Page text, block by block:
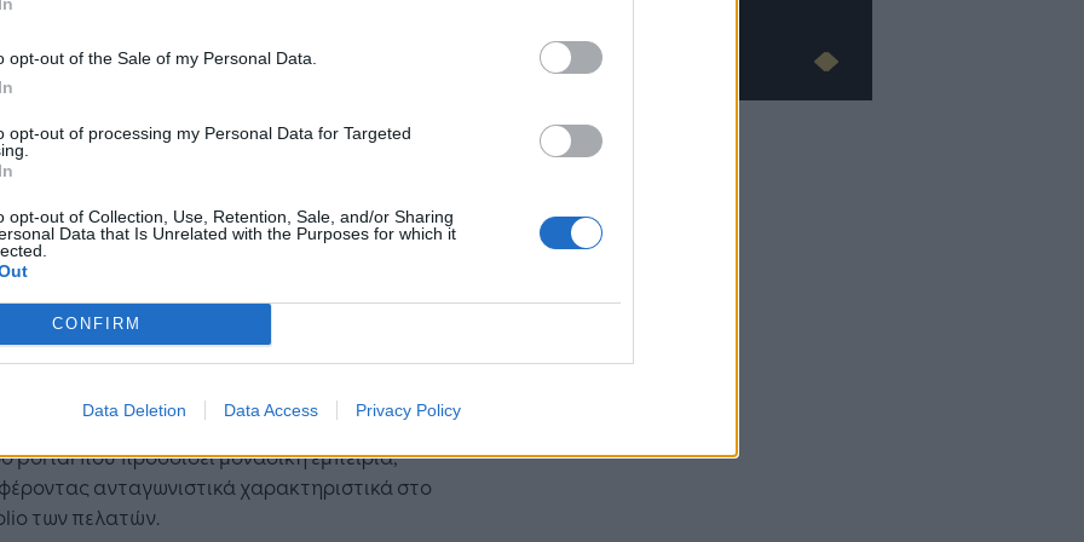
opt-out of the Sale of my Personal Data.
opt-out of processing my Personal Data for Targeted
opt-out of Collection, Use, Retention, Sale, and/or Sharing
Data that Is Unrelated with the Purposes for which it
CONFIRM
Data Deletion Data Access Privacy Policy
κάλυψη του προϊόντος, τις υλοποιήσεις, τα
χρόνου. Η Profile έχει επενδύσει στο Axia, τη
αναγνωρισμένη πλατφόρμα Διαχείρισης
για να προσφέρει στους πελάτες της μια
σύγχρονων και καινοτόμων λειτουργιών
ανταποκριθούν επιτυχώς στις απαιτήσεις
δηλώνει ο κ. Ευάγγελος Αγγελίδης, CEO
πλατφόρμα Axia, καλύπτει πλήρως
των σύγχρονων Portfolio Managers.
ευελιξία, καινοτόμες λειτουργίες, Robo
χαρακτηριστικά, αυτοματοποιημένη
για Custody και Onboarding, κι ένα
portal που προσδίδει μοναδική εμπειρία,
ανταγωνιστικά χαρακτηριστικά στο
των πελατών.
Advertorial